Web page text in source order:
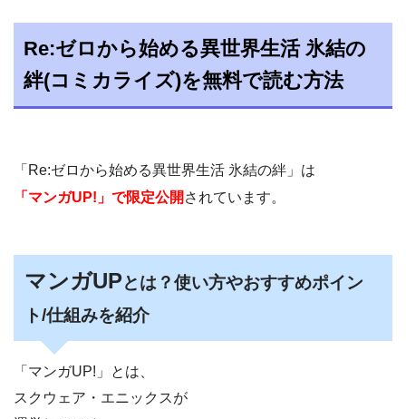
Re:ゼロから始める異世界生活 氷結の
絆(コミカライズ)を無料で読む方法
「Re:ゼロから始める異世界生活 氷結の絆」は
「マンガUP!」で限定公開 されています。
マンガUPとは？使い方やおすすめポイン
ト/仕組みを紹介
「マンガUP!」とは、
スクウェア・エニックスが